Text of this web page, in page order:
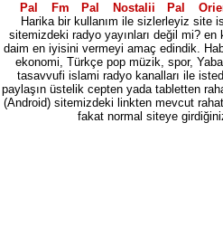
Pal Fm
Pal Nostalji Pal
Polis Radyosu
Power Fm
Türk
PowerTürk Akustik
06
Radyo 2000 Radyo 3
5
Radyo 7 Radyo 7
Radyo Avrasya
Harika bir kullanım ile sizlerleyiz site
sitemizdeki radyo yayınları değil mi?
daim en iyisini vermeyi amaç edindik.
ekonomi, Türkçe pop müzik, spor,
tasavvufi islami radyo kanalları ile
paylaşın üstelik cepten yada tabletten
(Android) sitemizdeki linkten mevcut
fakat normal siteye